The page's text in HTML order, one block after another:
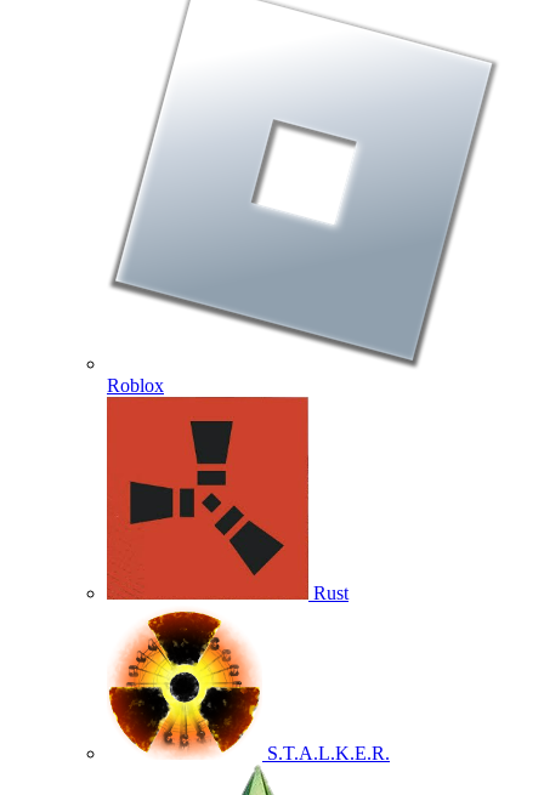
Roblox
Rust
S.T.A.L.K.E.R.